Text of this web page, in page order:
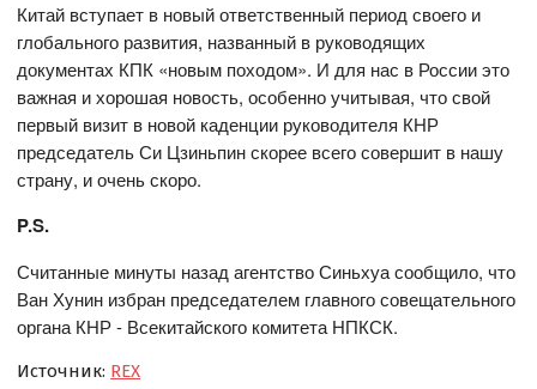
Китай вступает в новый ответственный период своего и
глобального развития, названный в руководящих
документах КПК «новым походом». И для нас в России это
важная и хорошая новость, особенно учитывая, что свой
первый визит в новой каденции руководителя КНР
председатель Си Цзиньпин скорее всего совершит в нашу
страну, и очень скоро.
P.S.
Считанные минуты назад агентство Синьхуа сообщило, что
Ван Хунин избран председателем главного совещательного
органа КНР - Всекитайского комитета НПКСК.
Источник: REX